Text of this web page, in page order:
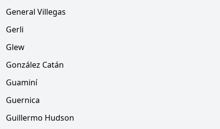
General Villegas
Gerli
Glew
González Catán
Guaminí
Guernica
Guillermo Hudson